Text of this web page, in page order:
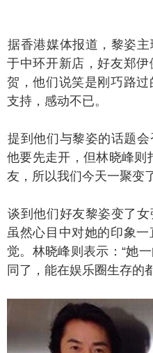
港媒体报道，黎姿主
于中环开新店，好友郑
贺，他们说笑是刚巧路
支持，感动不已。
他们与黎姿的话题会
他要先走开，但林晓峰则
友，所以我们今天一聚变
他们好友黎姿变了女
虽然心目中对她的印象
觉。林晓峰则表示：“她
同了，能在娱乐圈生存的